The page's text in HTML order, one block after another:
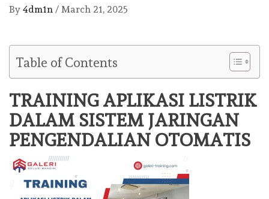
By 4dm1n / March 21, 2025
Table of Contents
TRAINING APLIKASI LISTRIK
DALAM SISTEM JARINGAN
PENGENDALIAN OTOMATIS